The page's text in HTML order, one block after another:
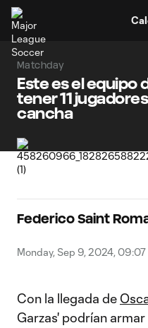
Matchday
Este es el equipo
tener 11
cancha
Federico Saint
Monday, Sep 9, 2024, 09:07
Con la llegada de
Garzas' podrían